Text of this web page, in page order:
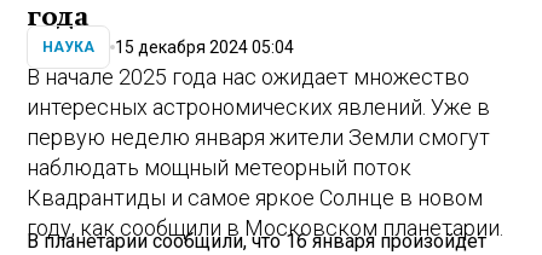
года
НАУКА 15 декабря 2024 05:04
В начале 2025 года нас ожидает множество
интересных астрономических явлений. Уже в
первую неделю января жители Земли смогут
наблюдать мощный метеорный поток
Квадрантиды и самое яркое Солнце в новом
году, как сообщили в Московском планетарии.
В планетарии сообщили, что 16 января произойдет